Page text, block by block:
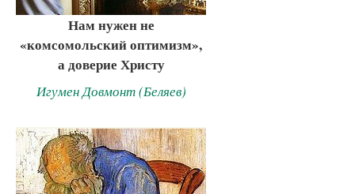
Нам нужен не
«комсомольский оптимизм»,
а доверие Христу
Игумен Довмонт (Беляев)